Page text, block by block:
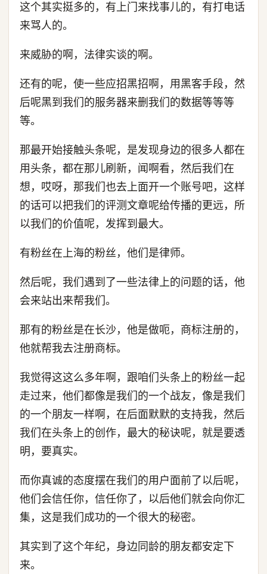
这个其实挺多的，有上门来找事儿的，有打电话
来骂人的。
来威胁的啊，法律实谈的啊。
还有的呢，使一些应招黑招啊，用黑客手段，然
后呢黑到我们的服务器来删我们的数据等等等
等。
那最开始接触头条呢，是发现身边的很多人都在
用头条，都在那儿刷新，闻啊看，然后我们在
想，哎呀，那我们也去上面开一个账号吧，这样
的话可以把我们的评测文章呢给传播的更远，所
以我们的价值呢，发挥到最大。
有粉丝在上海的粉丝，他们是律师。
然后呢，我们遇到了一些法律上的问题的话，他
会来站出来帮我们。
那有的粉丝是在长沙，他是做呃，商标注册的，
他就帮我去注册商标。
我觉得这这么多年啊，跟咱们头条上的粉丝一起
走过来，他们都像是我们的一个战友，像是我们
的一个朋友一样啊，在后面默默的支持我，然后
我们在头条上的创作，最大的秘诀呢，就是要透
明，要真实。
而你真诚的态度摆在我们的用户面前了以后呢，
他们会信任你，信任你了，以后他们就会向你汇
集，这是我们成功的一个很大的秘密。
其实到了这个年纪，身边同龄的朋友都安定下
来。